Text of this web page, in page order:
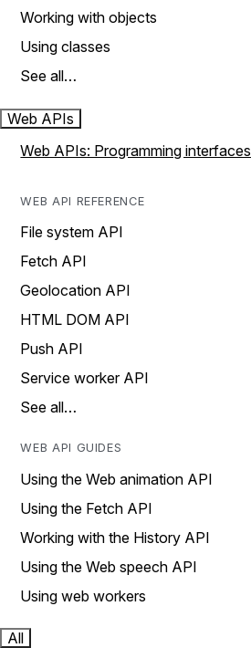
Working with objects
Using classes
See all…
Web APIs
Web APIs: Programming interfaces
WEB API REFERENCE
File system API
Fetch API
Geolocation API
HTML DOM API
Push API
Service worker API
See all…
WEB API GUIDES
Using the Web animation API
Using the Fetch API
Working with the History API
Using the Web speech API
Using web workers
All